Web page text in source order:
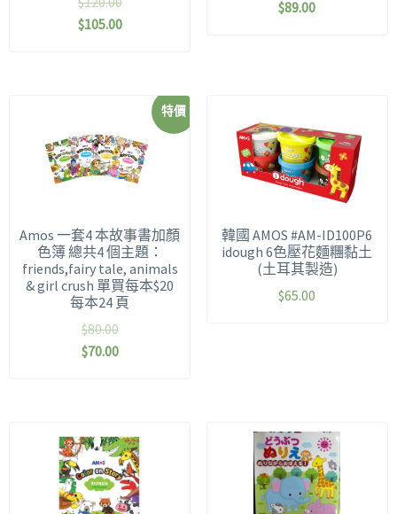
$105.00
$89.00
特價
Amos 一套4 本故事書加顏
色簿 總共4 個主題：
friends,fairy tale, animals
& girl crush 單買每本$20
每本24 頁
$80.00
$70.00
韓國 AMOS #AM-ID100P6
idough 6色壓花麵糰黏土
(土耳其製造)
$65.00